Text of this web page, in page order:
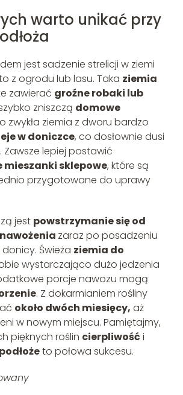
warto unikać przy
jest sadzenie strelicji w ziemi
z ogrodu lub lasu. Taka ziemia
zawierać groźne robaki lub
zniszczą domowe
zwykła ziemia z dworu bardzo
w doniczce, co dosłownie dusi
Zawsze lepiej postawić
mieszanki sklepowe, które są
przygotowane do uprawy
jest powstrzymanie się od
zaraz po posadzeniu
Świeża ziemia do
wystarczająco dużo jedzenia
porcje nawozu mogą
. Z dokarmianiem rośliny
około dwóch miesięcy, aż
w nowym miejscu. Pamiętajmy,
pięknych roślin cierpliwość i
to połowa sukcesu.